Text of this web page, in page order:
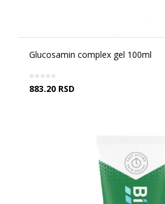
Glucosamin complex gel 100ml
883.20 RSD